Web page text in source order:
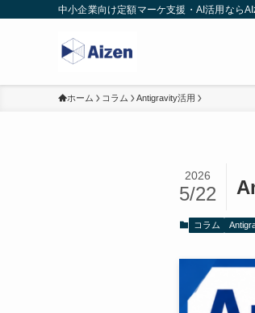
中小企業向け定額マーケ支援・AI活用なら
ホーム コラム Antigravity活用
2026
5/22
コラム